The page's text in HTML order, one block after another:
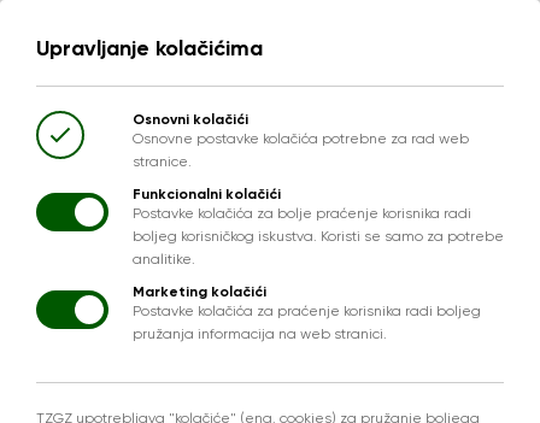
Upravljanje kolačićima
Osnovni kolačići
Osnovne postavke kolačića potrebne za rad web
stranice.
Funkcionalni kolačići
Postavke kolačića za bolje praćenje korisnika radi
boljeg korisničkog iskustva. Koristi se samo za potrebe
analitike.
Marketing kolačići
Postavke kolačića za praćenje korisnika radi boljeg
pružanja informacija na web stranici.
TZGZ upotrebljava "kolačiće" (eng. cookies) za pružanje boljega